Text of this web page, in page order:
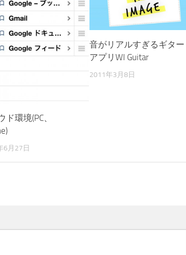
ド環境(PC、
6月27日
音がリアルすぎるギター
アプリWI Guitar
2011年3月8日